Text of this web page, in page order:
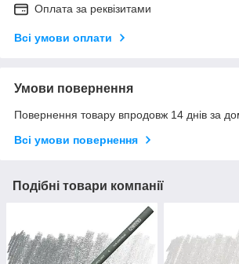
Оплата за реквізитами
Всі умови оплати
Умови повернення
Повернення товару впродовж 14 днів за
Всі умови повернення
Подібні товари компанії